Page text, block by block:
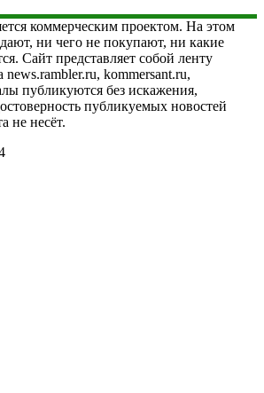
коммерческим проектом. На этом
ни чего не покупают, ни какие
Сайт представляет собой ленту
news.rambler.ru, kommersant.ru,
публикуются без искажения,
публикуемых новостей
не несёт.